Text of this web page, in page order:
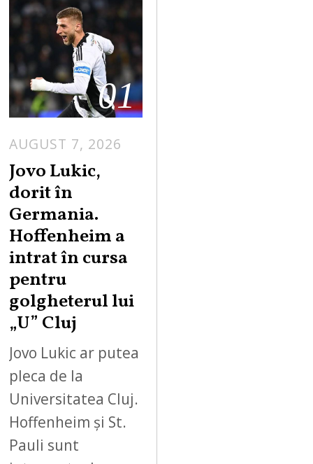
01
AUGUST 7, 2026
Jovo Lukic,
dorit în
Germania.
Hoffenheim a
intrat în cursa
pentru
golgheterul lui
„U” Cluj
Jovo Lukic ar putea
pleca de la
Universitatea Cluj.
Hoffenheim și St.
Pauli sunt